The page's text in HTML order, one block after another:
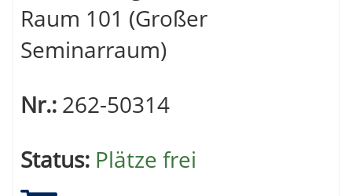
Raum 101 (Großer
Seminarraum)
Nr.: 262-50314
Status: Plätze frei